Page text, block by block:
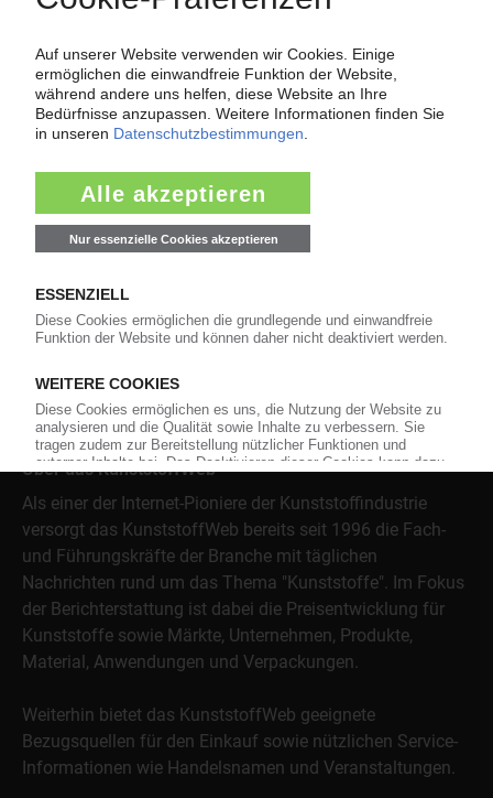
Force Majeure in der Kunststoffindustrie
Fragen und Antworten: Was Kunst­stoff­verarbeiter wissen müssen,
wenn der Lieferant nicht mehr liefert – Informationen zum
Themenkomplex Force Majeure, Corona und Kunststoff-
Über das KunststoffWeb
Als einer der Internet-Pioniere der Kunststoffindustrie
versorgt das KunststoffWeb bereits seit 1996 die Fach-
und Führungskräfte der Branche mit täglichen
Nachrichten rund um das Thema "Kunststoffe". Im Fokus
der Berichterstattung ist dabei die Preisentwicklung für
Kunststoffe sowie Märkte, Unternehmen, Produkte,
Material, Anwendungen und Verpackungen.
Weiterhin bietet das KunststoffWeb geeignete
Bezugsquellen für den Einkauf sowie nützlichen Service-
Informationen wie Handelsnamen und Veranstaltungen.